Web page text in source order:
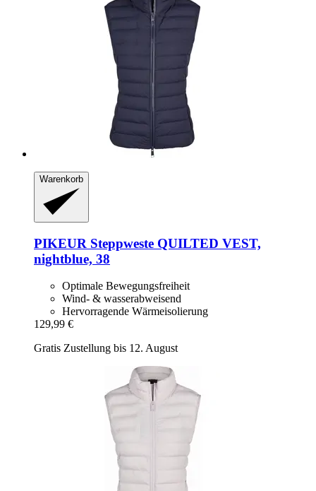
Warenkorb
PIKEUR Steppweste QUILTED VEST,
nightblue, 38
Optimale Bewegungsfreiheit
Wind- & wasserabweisend
Hervorragende Wärmeisolierung
129,99 €
Gratis Zustellung bis 12. August